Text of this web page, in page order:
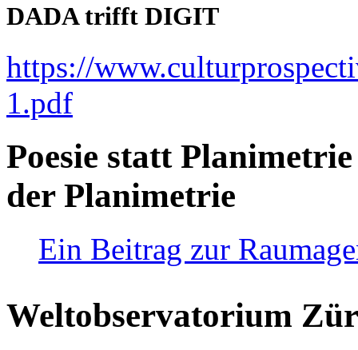
DADA trifft DIGIT
https://
1.pdf
Poesie statt
der Planimetrie
Ein Beitrag zur
Weltobservatorium